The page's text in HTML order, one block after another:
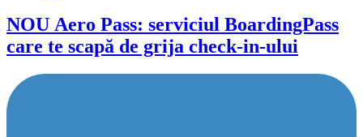
NOU Aero Pass: serviciul BoardingPass
care te scapă de grija check-in-ului